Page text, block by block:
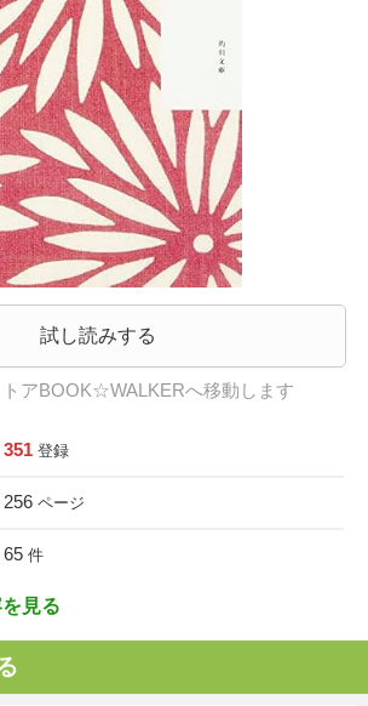
試し読みする
アBOOK☆WALKERへ移動します
351 登録
256 ページ
65 件
見る